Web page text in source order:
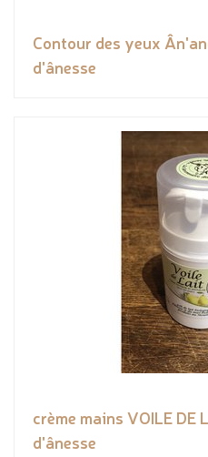
Contour des yeux
d'ânesse
crème mains VOILE DE
d'ânesse